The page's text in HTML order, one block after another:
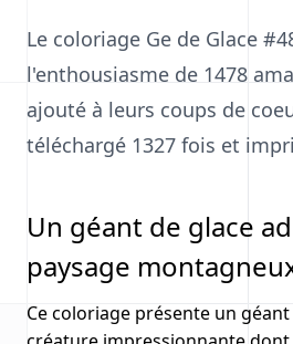
Le coloriage Ge de Glace
l'enthousiasme de 1478
ajouté à leurs coups de
téléchargé 1327 fois et
Un géant de glace
paysage
Ce coloriage présente un